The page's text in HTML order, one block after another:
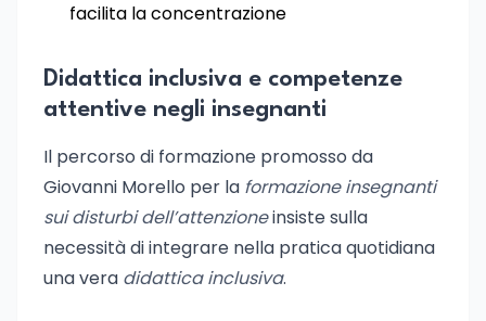
facilita la concentrazione
Didattica inclusiva e competenze
attentive negli insegnanti
Il percorso di formazione promosso da
Giovanni Morello per la formazione insegnanti
sui disturbi dell’attenzioneinsiste sulla
necessità di integrare nella pratica quotidiana
una vera didattica inclusiva.